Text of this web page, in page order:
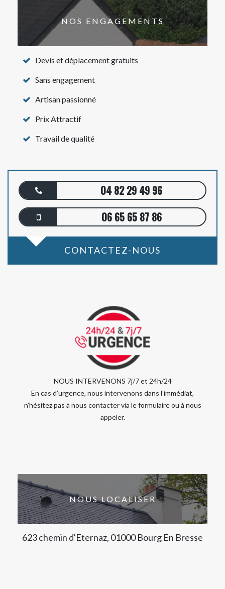
NOS ENGAGEMENTS
Devis et déplacement gratuits
Sans engagement
Artisan passionné
Prix Attractif
Travail de qualité
04 82 29 49 96
06 65 65 87 86
CONTACTEZ-NOUS
NOUS INTERVENONS 7j/7 et 24h/24
En cas d’urgence, nous intervenons dans l’immédiat,
n’hésitez pas à nous contacter via le formulaire ou à nous
appeler.
NOUS LOCALISER
623 chemin d'Eternaz, 01000 Bourg En Bresse